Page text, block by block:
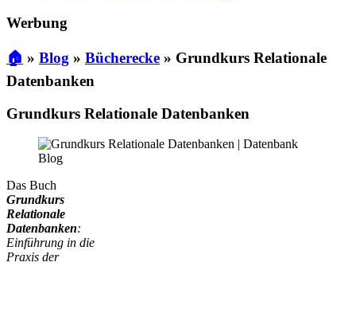
Werbung
🏠 » Blog » Bücherecke » Grundkurs Relationale
Datenbanken
Grundkurs Relationale Datenbanken
Das Buch
Grundkurs
Relationale
Datenbanken:
Einführung in die
Praxis der